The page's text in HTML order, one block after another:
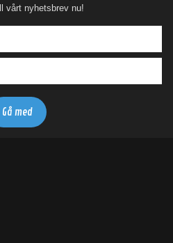
vårt nyhetsbrev nu!